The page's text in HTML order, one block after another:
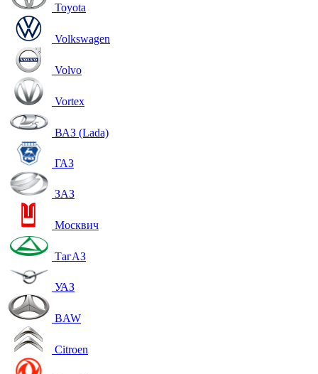
Toyota
Volkswagen
Volvo
Vortex
ВАЗ (Lada)
ГАЗ
ЗАЗ
Москвич
ТагАЗ
УАЗ
BAW
Citroen